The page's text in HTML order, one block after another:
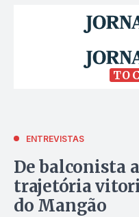
ENTREVISTAS
De balconista
trajetória
do Mangão